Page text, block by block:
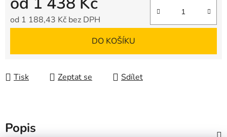
od 1 188,43 Kč bez DPH
DO KOŠÍKU
Tisk Zeptat se Sdílet
Popis